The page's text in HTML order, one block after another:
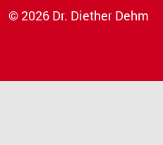
© 2026 Dr. Diether Dehm